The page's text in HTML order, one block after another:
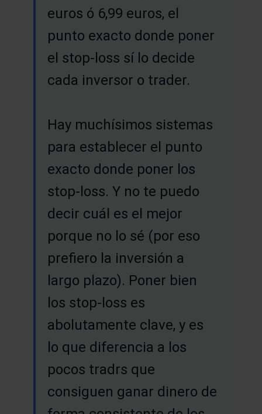
euros ó 6,99 euros, el
punto exacto donde poner
el stop-loss sí lo decide
cada inversor o trader.
Hay muchísimos sistemas
para establecer el punto
exacto donde poner los
stop-loss. Y no te puedo
decir cuál es el mejor
porque no lo sé (por eso
prefiero la inversión a
largo plazo). Poner bien
los stop-loss es
abolutamente clave, y es
lo que diferencia a los
pocos tradrs que
consiguen ganar dinero de